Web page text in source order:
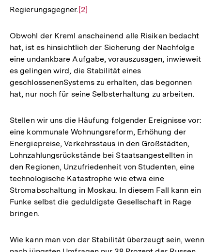
Regierungsgegner. Zur
der
Fußnote
[2]
Obwohl der Kreml anscheinend alle Risiken bedacht
hat, ist es hinsichtlich der Sicherung der Nachfolge
eine undankbare Aufgabe, vorauszusagen, inwieweit
es gelingen wird, die Stabilität eines
geschlossenenSystems zu erhalten, das begonnen
hat, nur noch für seine Selbsterhaltung zu arbeiten.
Stellen wir uns die Häufung folgender Ereignisse vor:
eine kommunale Wohnungsreform, Erhöhung der
Energiepreise, Verkehrsstaus in den Großstädten,
Lohnzahlungsrückstände bei Staatsangestellten in
den Regionen, Unzufriedenheit von Studenten, eine
technologische Katastrophe wie etwa eine
Stromabschaltung in Moskau. In diesem Fall kann ein
Funke selbst die geduldigste Gesellschaft in Rage
bringen.
Wie kann man von der Stabilität überzeugt sein, wenn